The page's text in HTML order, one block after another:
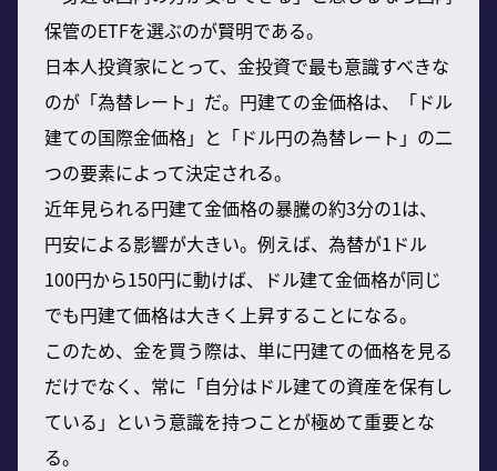
保管のETFを選ぶのが賢明である。
日本人投資家にとって、金投資で最も意識すべきな
のが「為替レート」だ。円建ての金価格は、「ドル
建ての国際金価格」と「ドル円の為替レート」の二
つの要素によって決定される。
近年見られる円建て金価格の暴騰の約3分の1は、
円安による影響が大きい。例えば、為替が1ドル
100円から150円に動けば、ドル建て金価格が同じ
でも円建て価格は大きく上昇することになる。
このため、金を買う際は、単に円建ての価格を見る
だけでなく、常に「自分はドル建ての資産を保有し
ている」という意識を持つことが極めて重要とな
る。